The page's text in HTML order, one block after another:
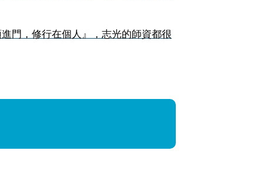
門，修行在個人』，志光的師資都很